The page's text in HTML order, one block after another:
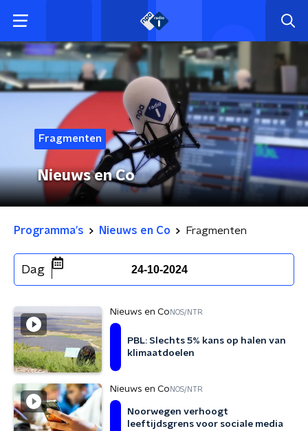
Fragmenten
Nieuws en Co
Programma's Nieuws en Co Fragmenten
Dag 24-10-2024
Nieuws en Co NOS/NTR
PBL: Slechts 5% kans op halen van
klimaatdoelen
Nieuws en Co NOS/NTR
Noorwegen verhoogt
leeftijdsgrens voor sociale media